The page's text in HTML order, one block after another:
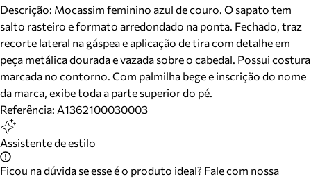
Descrição: Mocassim feminino azul de couro. O sapato tem
salto rasteiro e formato arredondado na ponta. Fechado, traz
recorte lateral na gáspea e aplicação de tira com detalhe em
peça metálica dourada e vazada sobre o cabedal. Possui costura
marcada no contorno. Com palmilha bege e inscrição do nome
da marca, exibe toda a parte superior do pé.
Referência: A1362100030003
Assistente de estilo
Ficou na dúvida se esse é o produto ideal? Fale com nossa